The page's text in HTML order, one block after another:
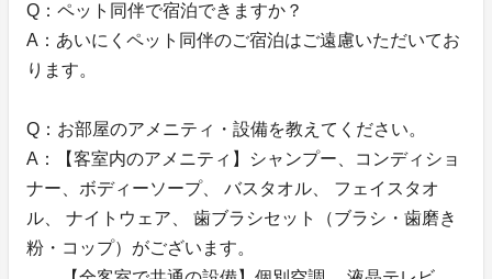
Q：ペット同伴で宿泊できますか？
A：あいにくペット同伴のご宿泊はご遠慮いただいてお
ります。
Q：お部屋のアメニティ・設備を教えてください。
A：【客室内のアメニティ】シャンプー、コンディショ
ナー、ボディーソープ、 バスタオル、 フェイスタオ
ル、 ナイトウェア、 歯ブラシセット（ブラシ・歯磨き
粉・コップ）がございます。